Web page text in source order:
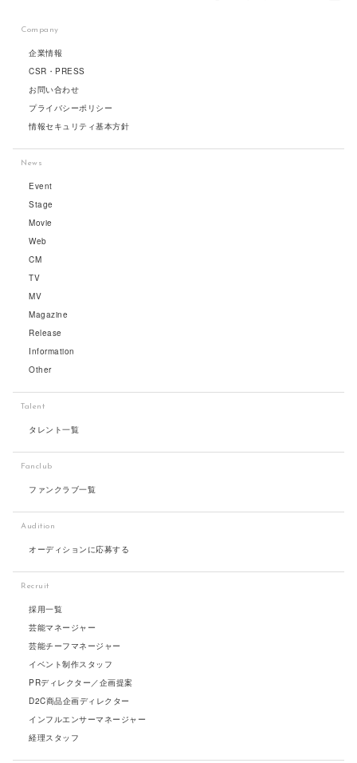
Company
企業情報
CSR・PRESS
お問い合わせ
プライバシーポリシー
情報セキュリティ基本方針
News
Event
Stage
Movie
Web
CM
TV
MV
Magazine
Release
Information
Other
Talent
タレント一覧
Fanclub
ファンクラブ一覧
Audition
オーディションに応募する
Recruit
採用一覧
芸能マネージャー
芸能チーフマネージャー
イベント制作スタッフ
PRディレクター／企画提案
D2C商品企画ディレクター
インフルエンサーマネージャー
経理スタッフ